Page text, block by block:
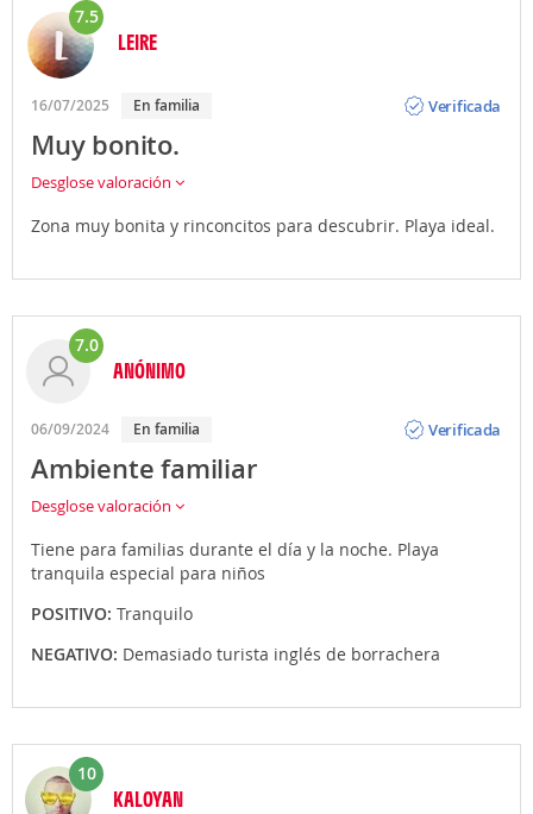
7.5
LEIRE
16/07/2025 En familia
Verificada
Muy bonito.
Desglose valoración
Zona muy bonita y rinconcitos para descubrir. Playa ideal.
7.0
ANÓNIMO
06/09/2024 En familia
Verificada
Ambiente familiar
Desglose valoración
Tiene para familias durante el día y la noche. Playa
tranquila especial para niños
POSITIVO: Tranquilo
NEGATIVO: Demasiado turista inglés de borrachera
10
KALOYAN